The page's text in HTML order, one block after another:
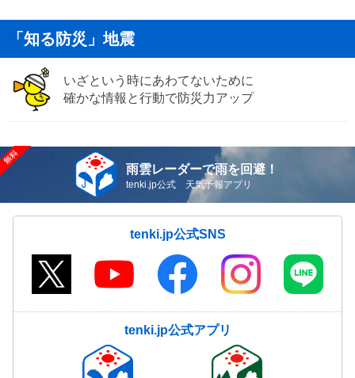
「知る防災」地震
いざという時にあわてないために
確かな情報と行動で防災力アップ
雨雲レーダーで雨を回避！
tenki.jp公式 天気予報アプリ
tenki.jp公式SNS
tenki.jp公式アプリ